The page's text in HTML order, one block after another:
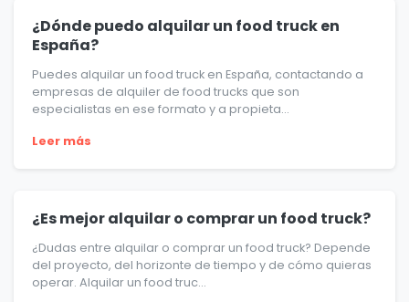
¿Dónde puedo alquilar un food truck en
España?
Puedes alquilar un food truck en España, contactando a
empresas de alquiler de food trucks que son
especialistas en ese formato y a propieta...
Leer más
¿Es mejor alquilar o comprar un food truck?
¿Dudas entre alquilar o comprar un food truck? Depende
del proyecto, del horizonte de tiempo y de cómo quieras
operar. Alquilar un food truc...